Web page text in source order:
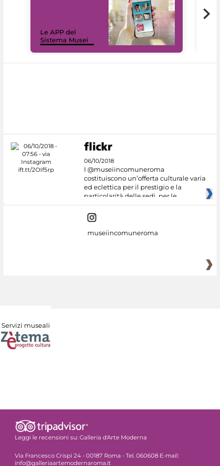
Le APP del
Sistema Musei
06/10/2018
I @museiincomuneroma
costituiscono un’offerta culturale varia
ed eclettica per il prestigio e la
particolarità delle sedi, per le
museiincomuneroma
Servizi museali
Leggi le recensioni su: Galleria d'Arte Moderna
Via Francesco Crispi 24 - 00187 Roma - Tel. 060608 E-mail:
info@galleriaartemodernaroma.it